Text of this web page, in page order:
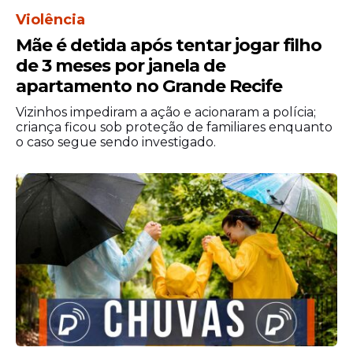
Violência
Mãe é detida após tentar jogar filho
de 3 meses por janela de
apartamento no Grande Recife
Vizinhos impediram a ação e acionaram a polícia;
criança ficou sob proteção de familiares enquanto
o caso segue sendo investigado.